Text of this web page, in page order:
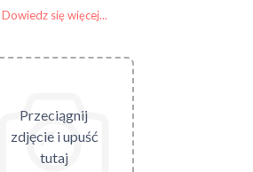
Dowiedz się więcej...
Przeciągnij
zdjęcie i upuść
tutaj